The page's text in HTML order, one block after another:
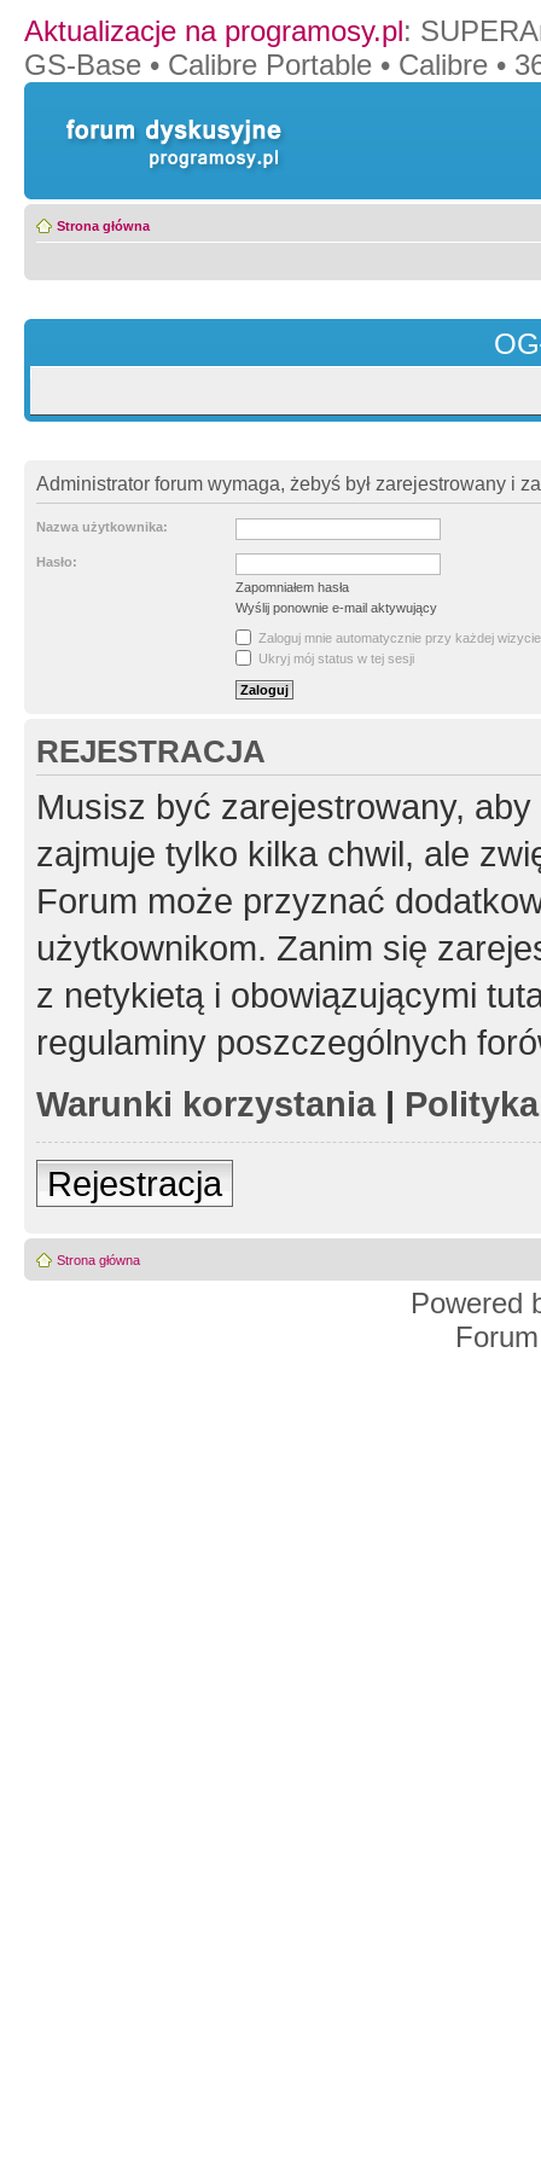
Aktualizacje na programosy.pl:
GS-Base • Calibre Portable • Calibre •
Strona główna
Administrator forum wymaga, żebyś był zarejestrowany i
Nazwa użytkownika:
Hasło:
Zapomniałem hasła
Wyślij ponownie e-mail aktywujący
Zaloguj mnie automatycznie przy każdej wizycie
Ukryj mój status w tej sesji
REJESTRACJA
Musisz być zarejestrowany,
zajmuje tylko kilka chwil, ale
Forum może przyznać
użytkownikom. Zanim się
z netykietą i obowiązującymi
regulaminy poszczególnych
Warunki korzystania|
Rejestracja
Strona główna
Powered